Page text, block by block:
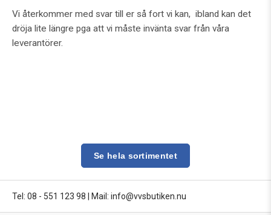
Vi återkommer med svar till er så fort vi kan, ibland kan det
dröja lite längre pga att vi måste invänta svar från våra
leverantörer.
Se hela sortimentet
Tel: 08 - 551 123 98 Mail: info@vvsbutiken.nu